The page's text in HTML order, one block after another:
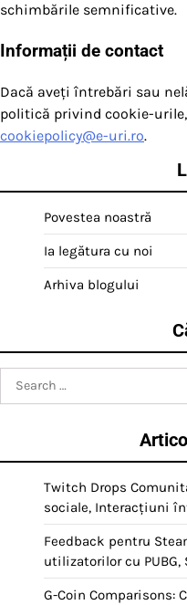
schimbările semnificative.
Informații de contact
Dacă aveți întrebări sau
politică privind cookie-
cookiepolicy@e-uri.ro.
Povestea noastră
Ia legătura cu noi
Arhiva blogului
Twitch Drops
sociale, Interacțiuni
Feedback pentru
utilizatorilor cu
G-Coin Comparisons: